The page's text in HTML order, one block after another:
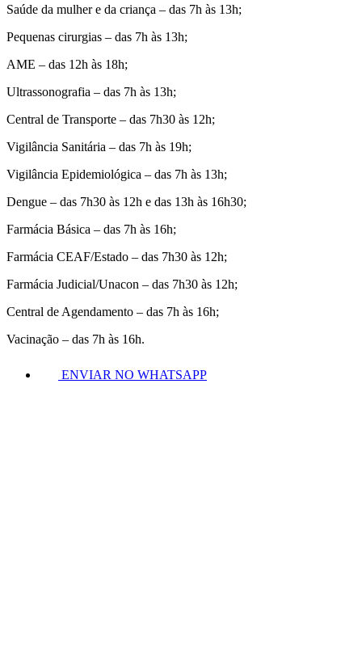
Saúde da mulher e da criança – das 7h às 13h;
Pequenas cirurgias – das 7h às 13h;
AME – das 12h às 18h;
Ultrassonografia – das 7h às 13h;
Central de Transporte – das 7h30 às 12h;
Vigilância Sanitária – das 7h às 19h;
Vigilância Epidemiológica – das 7h às 13h;
Dengue – das 7h30 às 12h e das 13h às 16h30;
Farmácia Básica – das 7h às 16h;
Farmácia CEAF/Estado – das 7h30 às 12h;
Farmácia Judicial/Unacon – das 7h30 às 12h;
Central de Agendamento – das 7h às 16h;
Vacinação – das 7h às 16h.
ENVIAR NO WHATSAPP